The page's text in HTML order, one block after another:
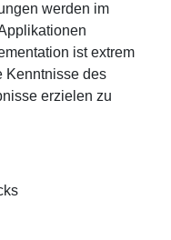
werden im
ist extrem
Kenntnisse des
erzielen zu